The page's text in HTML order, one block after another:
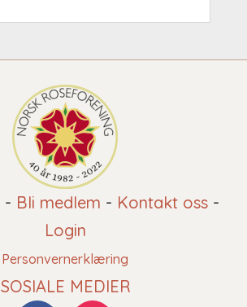
- Bli medlem - Kontakt oss-
Login
Personvernerklæring
SOSIALE MEDIER